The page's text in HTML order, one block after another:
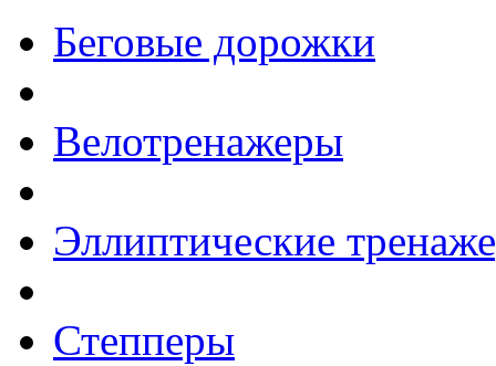
Беговые дорожки
Велотренажеры
Эллиптические
Степперы